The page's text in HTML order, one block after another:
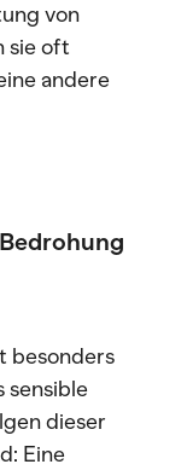
von
sie oft
andere
besonders
dieser
Eine